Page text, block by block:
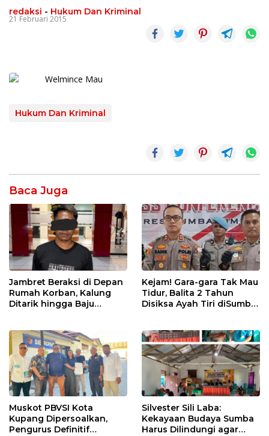
redaksi - Hukum Dan Kriminal
21 Februari 2015
Hukum Dan Kriminal
Baca Juga
Jambret Beraksi di Depan
Rumah Korban, Kalung
Ditarik hingga Baju
Kejam! Gara-gara Tak Mau
Tidur, Balita 2 Tahun
Disiksa Ayah Tiri diSumba
hingga Direndam Air Es
Muskot PBVSI Kota
Kupang Dipersoalkan,
Pengurus Definitif
Silvester Sili Laba:
Kekayaan Budaya Sumba
Harus Dilindungi agar